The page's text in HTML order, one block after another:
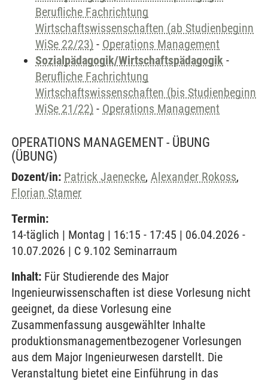
Berufliche Fachrichtung
Wirtschaftswissenschaften (ab Studienbeginn
WiSe 22/23) - Operations Management
Sozialpädagogik/Wirtschaftspädagogik -
Berufliche Fachrichtung
Wirtschaftswissenschaften (bis Studienbeginn
WiSe 21/22) - Operations Management
OPERATIONS MANAGEMENT - ÜBUNG
(ÜBUNG)
Dozent/in: Patrick Jaenecke, Alexander Rokoss,
Florian Stamer
Termin:
14-täglich | Montag | 16:15 - 17:45 | 06.04.2026 -
10.07.2026 | C 9.102 Seminarraum
Inhalt: Für Studierende des Major
Ingenieurwissenschaften ist diese Vorlesung nicht
geeignet, da diese Vorlesung eine
Zusammenfassung ausgewählter Inhalte
produktionsmanagementbezogener Vorlesungen
aus dem Major Ingenieurwesen darstellt. Die
Veranstaltung bietet eine Einführung in das